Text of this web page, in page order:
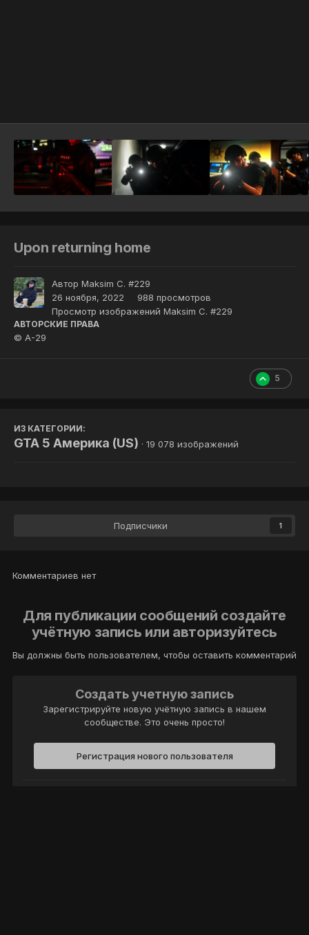
Upon returning home
Автор Maksim C. #229
26 ноября, 2022
988 просмотров
Просмотр изображений Maksim C. #229
АВТОРСКИЕ ПРАВА
© A-29
5
ИЗ КАТЕГОРИИ:
GTA 5 Америка (US) · 19 078 изображений
Подписчики 1
Комментариев нет
Для публикации сообщений создайте
учётную запись или авторизуйтесь
Вы должны быть пользователем, чтобы оставить комментарий
Создать учетную запись
Зарегистрируйте новую учётную запись в нашем
сообществе. Это очень просто!
Регистрация нового пользователя